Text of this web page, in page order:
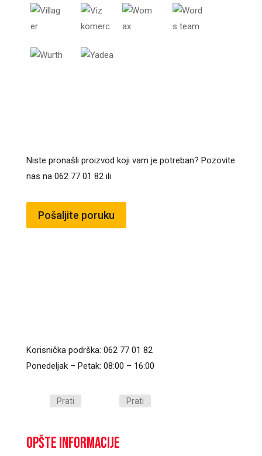
Niste pronašli proizvod koji vam je potreban? Pozovite
nas na 062 77 01 82 ili
Pošaljite poruku
Korisnička podrška: 062 77 01 82
Ponedeljak – Petak: 08:00 – 16:00
Prati Prati
Opšte informacije